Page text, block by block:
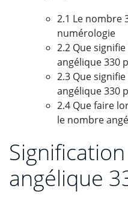
2.1 Le nombre
numérologie
2.2 Que
angélique 330
2.3 Que
angélique 330
2.4 Que faire
le nombre
angélique